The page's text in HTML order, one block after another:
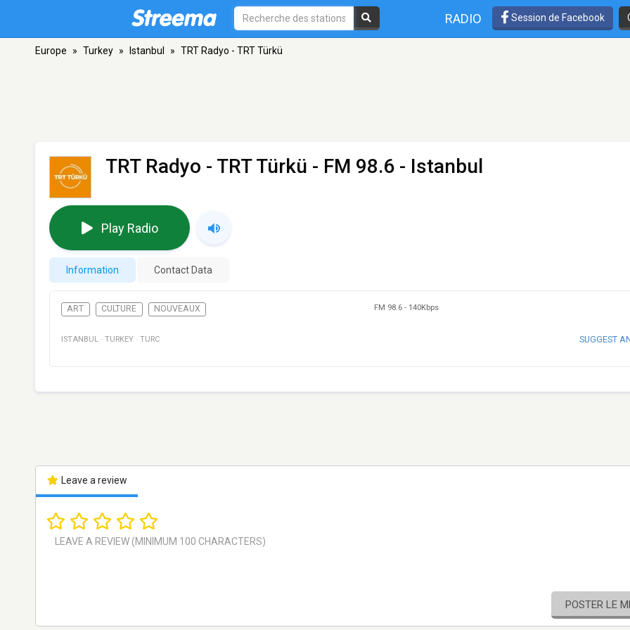
RADIO Session de Facebook
Europe » Turkey » Istanbul » TRT Radyo - TRT Türkü
TRT Radyo - TRT Türkü - FM 98.6 - Istanbul
Play Radio
Information Contact Data
ART CULTURE NOUVEAUX FM 98.6 - 140Kbps
ISTANBUL · TURKEY · TURC SUGGEST
Leave a review
POSTER LE